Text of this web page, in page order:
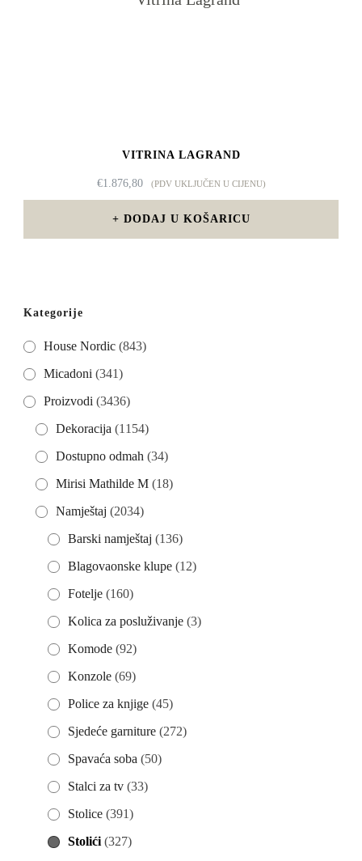
VITRINA LAGRAND
€1.876,80 (PDV UKLJUČEN U CIJENU)
DODAJ U KOŠARICU
Kategorije
House Nordic (843)
Micadoni (341)
Proizvodi (3436)
Dekoracija (1154)
Dostupno odmah (34)
Mirisi Mathilde M (18)
Namještaj (2034)
Barski namještaj (136)
Blagovaonske klupe (12)
Fotelje (160)
Kolica za posluživanje (3)
Komode (92)
Konzole (69)
Police za knjige (45)
Sjedeće garniture (272)
Spavaća soba (50)
Stalci za tv (33)
Stolice (391)
Stolići (327)